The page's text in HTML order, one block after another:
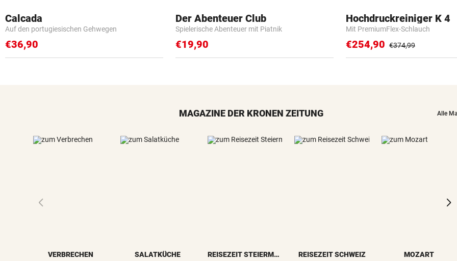
Calcada
Auf den portugiesischen Gehwegen
€36,90
Der Abenteuer Club
Spielerische Abenteuer mit Piatnik
€19,90
Hochdruckreiniger K 4
Mit PremiumFlex-Schlauch
€254,90 €374,99
MAGAZINE DER KRONEN ZEITUNG Alle
VERBRECHEN SALATKÜCHE REISEZEIT STEIERMARK REISEZEIT SCHWEIZ MOZART